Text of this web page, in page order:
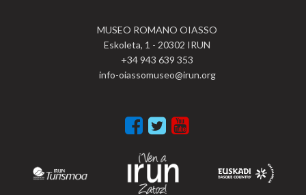
MUSEO ROMANO OIASSO
Eskoleta, 1 - 20302 IRUN
+34 943 639 353
info-oiassomuseo@irun.org